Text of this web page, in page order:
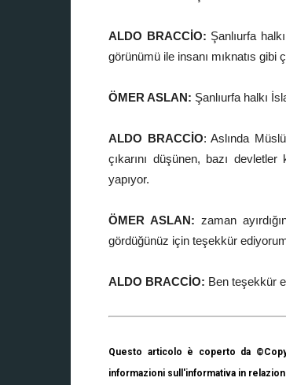
ALDO BRACCİO: Şanlıurfa
görünümü ile insanı mıknatıs gibi
ÖMER ASLAN: Şanlıurfa halkı
ALDO BRACCİO: Aslında
çıkarını düşünen, bazı
yapıyor.
ÖMER ASLAN: zaman
gördüğünüz için teşekkür
ALDO BRACCİO: Ben teşekkür
Questo articolo è coperto da
informazioni sull'informativa in